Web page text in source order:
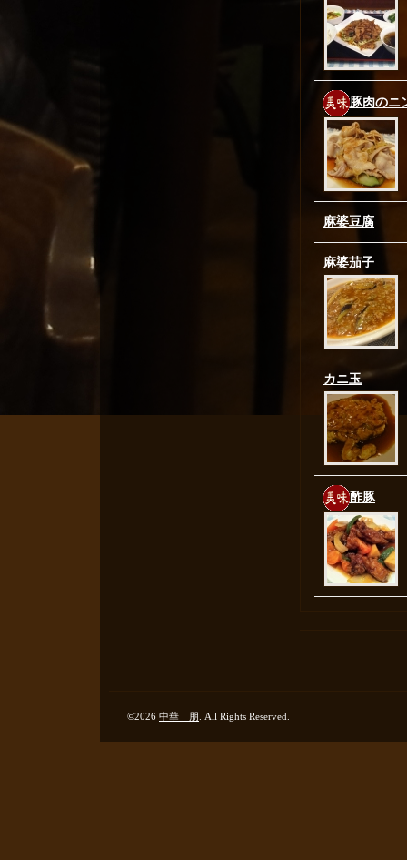
豚肉のニ
麻婆豆腐
麻婆茄子
カニ玉
酢豚
©2026 中華 朋 . All Rights Reserved.